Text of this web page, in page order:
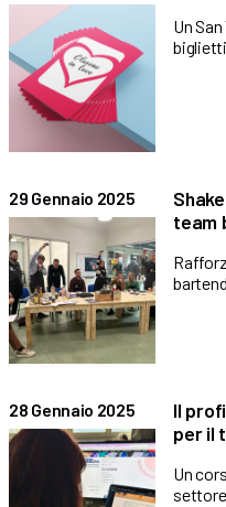
Un
29 Gennaio 2025
team
28 Gennaio 2025
Il
per il
Un